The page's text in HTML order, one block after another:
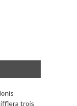
trois